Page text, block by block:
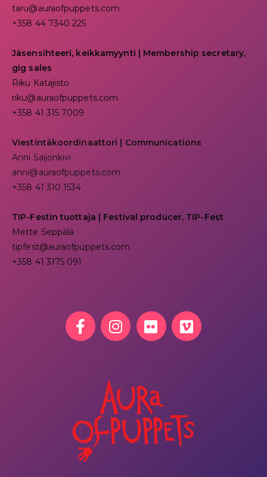
taru@auraofpuppets.com
+358 44 7340 225
Jäsensihteeri, keikkamyynti | Membership secretary,
gig sales
Riku Katajisto
riku@auraofpuppets.com
+358 41 315 7009
Viestintäkoordinaattori | Communications
Anni Saijonkivi
anni@auraofpuppets.com
+358 41 310 1534
TIP-Festin tuottaja | Festival producer, TIP-Fest
Mette Seppälä
tipfest@auraofpuppets.com
+358 41 3175 091